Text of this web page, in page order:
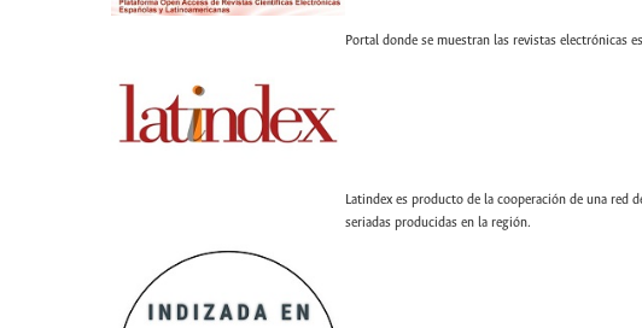
Portal donde se muestran las revistas electrónicas
Latindex es producto de la cooperación de una
seriadas producidas en la región.